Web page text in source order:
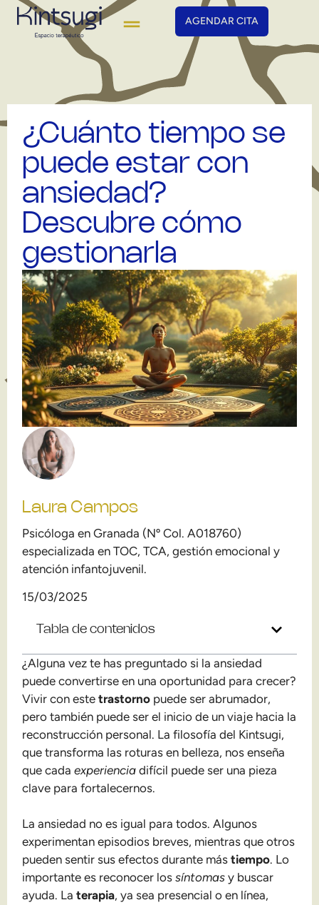
AGENDAR CITA
¿Cuánto tiempo se
puede estar con
ansiedad?
Descubre cómo
gestionarla
Laura Campos
Psicóloga en Granada (Nº Col. A018760)
especializada en TOC, TCA, gestión emocional y
atención infantojuvenil.
15/03/2025
Tabla de contenidos
¿Alguna vez te has preguntado si la ansiedad
puede convertirse en una oportunidad para crecer?
Vivir con estetrastorno puede ser abrumador,
pero también puede ser el inicio de un viaje hacia la
reconstrucción personal. La filosofía del Kintsugi,
que transforma las roturas en belleza, nos enseña
que cadaexperiencia difícil puede ser una pieza
clave para fortalecernos.
La ansiedad no es igual para todos. Algunos
experimentan episodios breves, mientras que otros
pueden sentir sus efectos durante mástiempo. Lo
importante es reconocer lossíntomas y buscar
ayuda. Laterapia, ya sea presencial o en línea,